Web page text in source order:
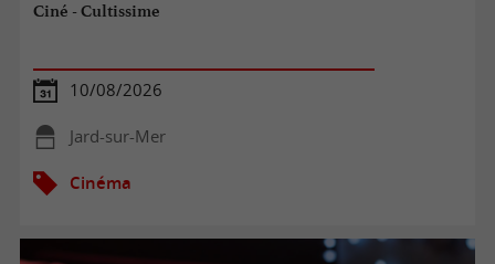
Ciné - Cultissime
10/08/2026
Jard-sur-Mer
Cinéma